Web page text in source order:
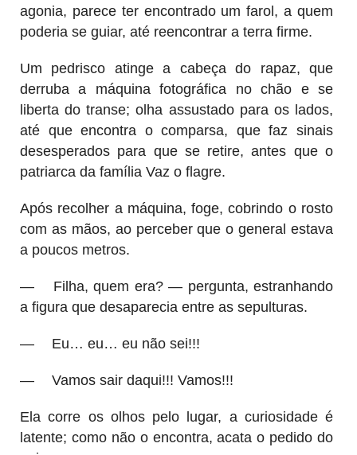
agonia, parece ter encontrado um farol, a quem
poderia se guiar, até reencontrar a terra firme.
Um pedrisco atinge a cabeça do rapaz, que
derruba a máquina fotográfica no chão e se
liberta do transe; olha assustado para os lados,
até que encontra o comparsa, que faz sinais
desesperados para que se retire, antes que o
patriarca da família Vaz o flagre.
Após recolher a máquina, foge, cobrindo o rosto
com as mãos, ao perceber que o general estava
a poucos metros.
—
Filha, quem era? — pergunta, estranhando
a figura que desaparecia entre as sepulturas.
— Eu… eu… eu não sei!!!
— Vamos sair daqui!!! Vamos!!!
Ela corre os olhos pelo lugar, a curiosidade é
latente; como não o encontra, acata o pedido do